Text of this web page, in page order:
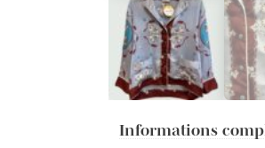
Informations